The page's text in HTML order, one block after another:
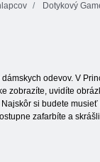
Dotykový
odevov. V
zobrazíte, uvidíte
si budete
zafarbíte a